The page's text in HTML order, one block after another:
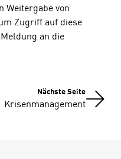
Weitergabe von
Zugriff auf diese
an die
Nächste Seite
Krisenmanagement